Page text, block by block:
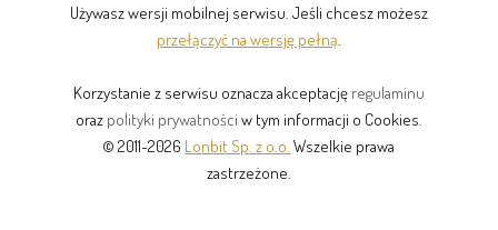
Używasz wersji mobilnej serwisu. Jeśli chcesz możesz
przełączyć na wersję pełną
Korzystanie z serwisu oznacza akceptację regulaminu
oraz polityki prywatności w tym informacji o Cookies.
© 2011-2026 Lonbit Sp. z o.o. Wszelkie prawa
zastrzeżone.